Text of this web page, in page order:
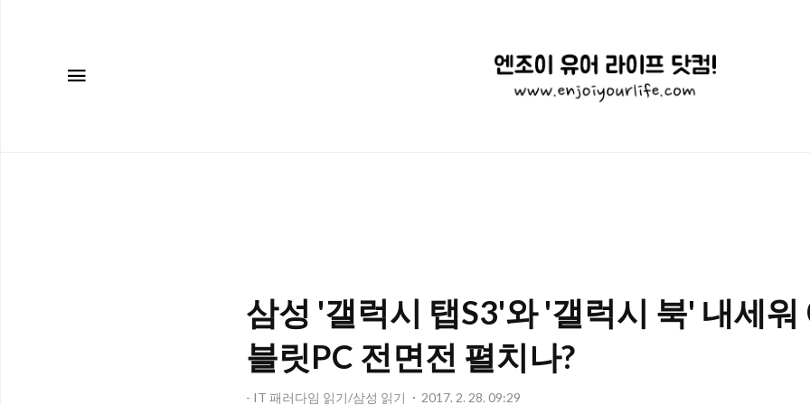
엔
조
프
삼성 '갤럭시 탭S3'와 '갤럭시 북' 내세워
블릿PC 전면전 펼치나?
- IT 패러다임 읽기/삼성 읽기 2017. 2. 28. 09:29